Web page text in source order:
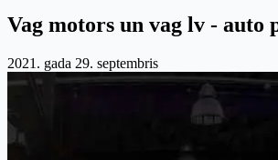
Vag motors un vag lv - auto
2021. gada 29. septembris